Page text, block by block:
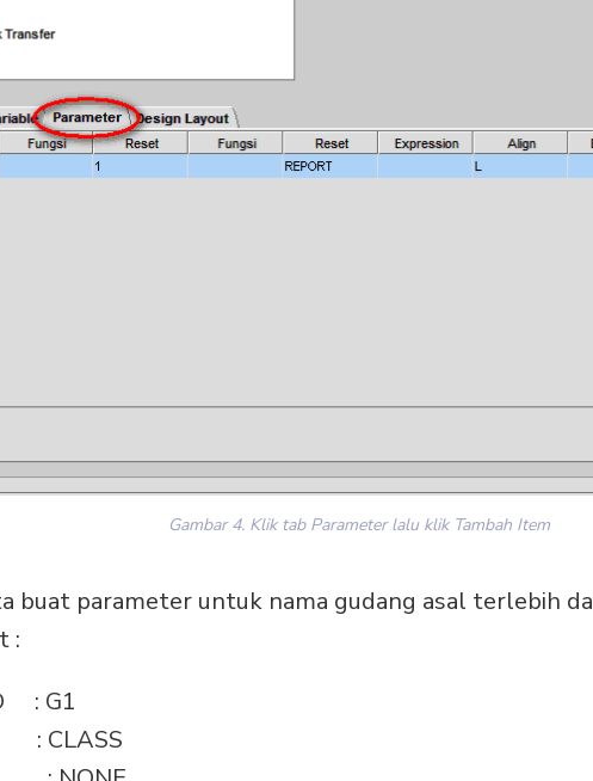
Gambar 4. Klik tab Parameter lalu klik Tambah Item
buat parameter untuk nama gudang asal terlebih
:
: G1